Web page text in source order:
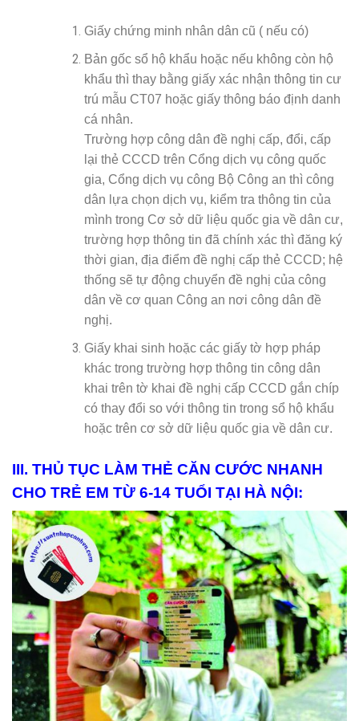
Giấy chứng minh nhân dân cũ ( nếu có)
Bản gốc sổ hộ khẩu hoặc nếu không còn hộ
khẩu thì thay bằng giấy xác nhận thông tin cư
trú mẫu CT07 hoặc giấy thông báo định danh
cá nhân.
Trường hợp công dân đề nghị cấp, đổi, cấp
lại thẻ CCCD trên Cổng dịch vụ công quốc
gia, Cổng dịch vụ công Bộ Công an thì công
dân lựa chọn dịch vụ, kiểm tra thông tin của
mình trong Cơ sở dữ liệu quốc gia về dân cư,
trường hợp thông tin đã chính xác thì đăng ký
thời gian, địa điểm đề nghị cấp thẻ CCCD; hệ
thống sẽ tự động chuyển đề nghị của công
dân về cơ quan Công an nơi công dân đề
nghị.
Giấy khai sinh hoặc các giấy tờ hợp pháp
khác trong trường hợp thông tin công dân
khai trên tờ khai đề nghị cấp CCCD gắn chíp
có thay đổi so với thông tin trong sổ hộ khẩu
hoặc trên cơ sở dữ liệu quốc gia về dân cư.
III. THỦ TỤC LÀM THẺ CĂN CƯỚC NHANH
CHO TRẺ EM TỪ 6-14 TUỔI TẠI HÀ NỘI: